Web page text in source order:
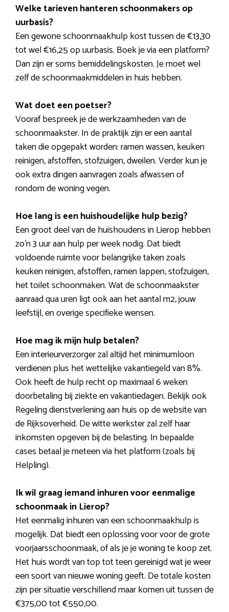
Welke tarieven hanteren schoonmakers op
uurbasis?
Een gewone schoonmaakhulp kost tussen de €13,30
tot wel €16,25 op uurbasis. Boek je via een platform?
Dan zijn er soms bemiddelingskosten. Je moet wel
zelf de schoonmaakmiddelen in huis hebben.
Wat doet een poetser?
Vooraf bespreek je de werkzaamheden van de
schoonmaakster. In de praktijk zijn er een aantal
taken die opgepakt worden: ramen wassen, keuken
reinigen, afstoffen, stofzuigen, dweilen. Verder kun je
ook extra dingen aanvragen zoals afwassen of
rondom de woning vegen.
Hoe lang is een huishoudelijke hulp bezig?
Een groot deel van de huishoudens in Lierop hebben
zo’n 3 uur aan hulp per week nodig. Dat biedt
voldoende ruimte voor belangrijke taken zoals
keuken reinigen, afstoffen, ramen lappen, stofzuigen,
het toilet schoonmaken. Wat de schoonmaakster
aanraad qua uren ligt ook aan het aantal m2, jouw
leefstijl, en overige specifieke wensen.
Hoe mag ik mijn hulp betalen?
Een interieurverzorger zal altijd het minimumloon
verdienen plus het wettelijke vakantiegeld van 8%.
Ook heeft de hulp recht op maximaal 6 weken
doorbetaling bij ziekte en vakantiedagen. Bekijk ook
Regeling dienstverlening aan huis op de website van
de Rijksoverheid. De witte werkster zal zelf haar
inkomsten opgeven bij de belasting. In bepaalde
cases betaal je meteen via het platform (zoals bij
Helpling).
Ik wil graag iemand inhuren voor eenmalige
schoonmaak in Lierop?
Het eenmalig inhuren van een schoonmaakhulp is
mogelijk. Dat biedt een oplossing voor voor de grote
voorjaarsschoonmaak, of als je je woning te koop zet.
Het huis wordt van top tot teen gereinigd wat je weer
een soort van nieuwe woning geeft. De totale kosten
zijn per situatie verschillend maar komen uit tussen de
€375,00 tot €550,00.